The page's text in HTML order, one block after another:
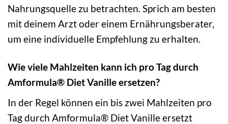
Nahrungsquelle zu betrachten. Sprich am besten
mit deinem Arzt oder einem Ernährungsberater,
um eine individuelle Empfehlung zu erhalten.
Wie viele Mahlzeiten kann ich pro Tag durch
Amformula® Diet Vanille ersetzen?
In der Regel können ein bis zwei Mahlzeiten pro
Tag durch Amformula® Diet Vanille ersetzt